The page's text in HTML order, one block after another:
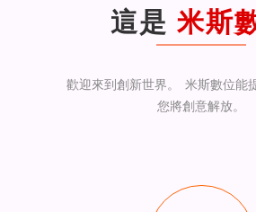
這是 米斯
歡迎來到創新世界。 米斯數位能
您將創意解放。